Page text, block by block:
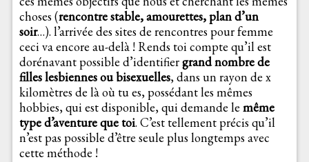
choses (rencontre stable, amourettes, plan d’un
soir…). l’arrivée des sites de rencontres pour femme
ceci va encore au-delà ! Rends toi compte qu’il est
dorénavant possible d’identifiergrand nombre de
filles lesbiennes ou bisexuelles, dans un rayon de x
kilomètres de là où tu es, possédant les mêmes
hobbies, qui est disponible, qui demande le même
type d’aventure que toi. C’est tellement précis qu’il
n’est pas possible d’être seule plus longtemps avec
cette méthode !